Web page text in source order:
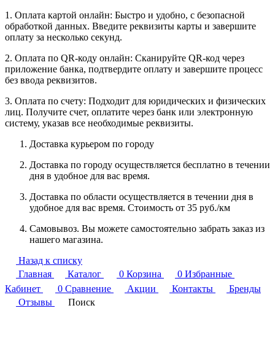
1. Оплата картой онлайн: Быстро и удобно, с безопасной
обработкой данных. Введите реквизиты карты и завершите
оплату за несколько секунд.
2. Оплата по QR-коду онлайн: Сканируйте QR-код через
приложение банка, подтвердите оплату и завершите процесс
без ввода реквизитов.
3. Оплата по счету: Подходит для юридических и физических
лиц. Получите счет, оплатите через банк или электронную
систему, указав все необходимые реквизиты.
Доставка курьером по городу
Доставка по городу осуществляется бесплатно в течении
дня в удобное для вас время.
Доставка по области осуществляется в течении дня в
удобное для вас время. Стоимость от 35 руб./км
Самовывоз. Вы можете самостоятельно забрать заказ из
нашего магазина.
Назад к списку
Главная
Каталог 0 Корзина 0 Избранные
Кабинет
0 Сравнение Акции Контакты
Бренды
Отзывы
Поиск